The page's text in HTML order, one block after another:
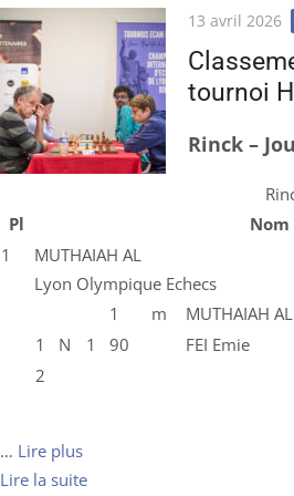
Publié
le
13 avril 2026
tournoi
Rinck –
Pl
Nom
1
MUTHAIAH AL
Lyon Olympique Echecs
1
m
MUTHAIAH AL
1
N 1 90
FEI Emie
2
… Lire plus
Lire la suite